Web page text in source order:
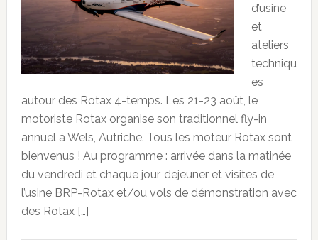
d’usine
et
ateliers
techniqu
es
autour des Rotax 4-temps. Les 21-23 août, le
motoriste Rotax organise son traditionnel fly-in
annuel à Wels, Autriche. Tous les moteur Rotax sont
bienvenus ! Au programme : arrivée dans la matinée
du vendredi et chaque jour, dejeuner et visites de
l’usine BRP-Rotax et/ou vols de démonstration avec
des Rotax […]